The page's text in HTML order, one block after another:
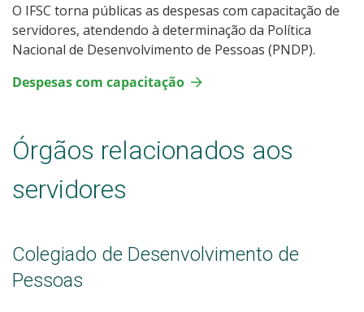
O IFSC torna públicas as despesas com capacitação de
servidores, atendendo à determinação da Política
Nacional de Desenvolvimento de Pessoas (PNDP).
Despesas com capacitação
Órgãos relacionados aos
servidores
Colegiado de Desenvolvimento de
Pessoas